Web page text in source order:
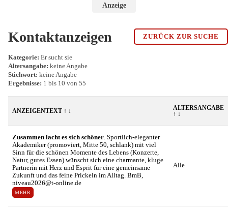
Anzeige
ZURÜCK ZUR SUCHE
Kontaktanzeigen
Kategorie: Er sucht sie
Altersangabe: keine Angabe
Stichwort: keine Angabe
Ergebnisse: 1 bis 10 von 55
ANZEIGENTEXT ↑ ↓
ALTERSANGABE
↑ ↓
Zusammen lacht es sich schöner. Sportlich-eleganter
Akademiker (promoviert, Mitte 50, schlank) mit viel
Sinn für die schönen Momente des Lebens (Konzerte,
Natur, gutes Essen) wünscht sich eine charmante, kluge
Partnerin mit Herz und Esprit für eine gemeinsame
Zukunft und das feine Prickeln im Alltag. BmB,
niveau2026@t-online.de
MEHR
Alle